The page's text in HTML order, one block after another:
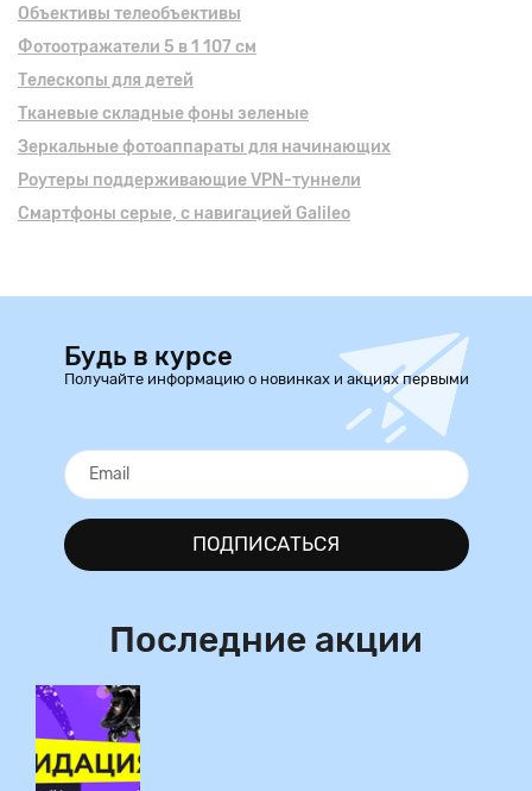
Объективы телеобъективы
Фотоотражатели 5 в 1 107 см
Телескопы для детей
Тканевые складные фоны зеленые
Зеркальные фотоаппараты для начинающих
Роутеры поддерживающие VPN-туннели
Смартфоны серые, с навигацией Galileo
Будь в курсе
Получайте информацию о новинках и акциях первыми
ПОДПИСАТЬСЯ
Последние акции